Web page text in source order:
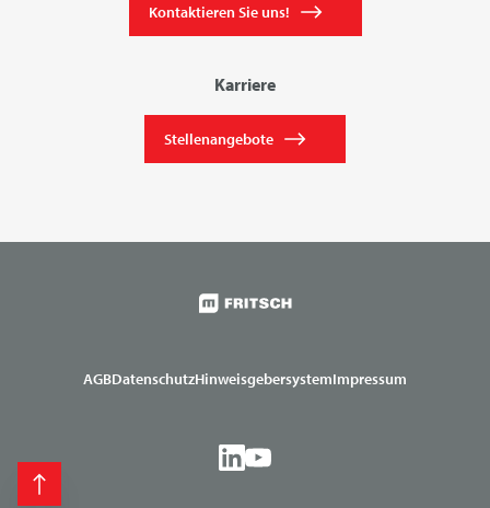
Kontaktieren Sie uns!
Karriere
Stellenangebote
AGBDatenschutzHinweisgebersystemImpressum